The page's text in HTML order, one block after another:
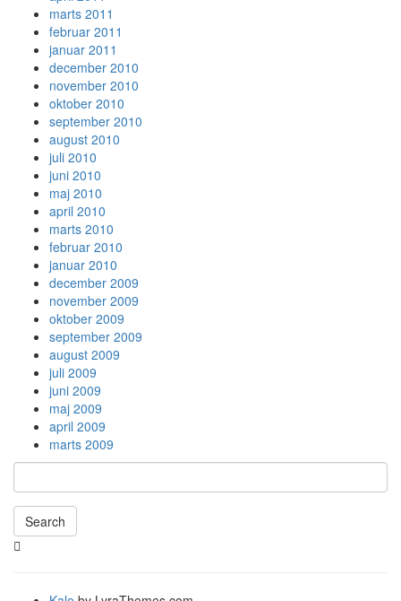
marts 2011
februar 2011
januar 2011
december 2010
november 2010
oktober 2010
september 2010
august 2010
juli 2010
juni 2010
maj 2010
april 2010
marts 2010
februar 2010
januar 2010
december 2009
november 2009
oktober 2009
september 2009
august 2009
juli 2009
juni 2009
maj 2009
april 2009
marts 2009
Search